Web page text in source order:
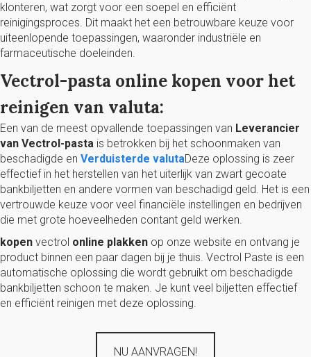
klonteren, wat zorgt voor een soepel en efficiënt
reinigingsproces. Dit maakt het een betrouwbare keuze voor
uiteenlopende toepassingen, waaronder industriële en
farmaceutische doeleinden.
Vectrol-pasta online kopen voor het
reinigen van valuta:
Een van de meest opvallende toepassingen van Leverancier
van Vectrol-pasta is betrokken bij het schoonmaken van
beschadigde en Verduisterde valutaDeze oplossing is zeer
effectief in het herstellen van het uiterlijk van zwart gecoate
bankbiljetten en andere vormen van beschadigd geld. Het is een
vertrouwde keuze voor veel financiële instellingen en bedrijven
die met grote hoeveelheden contant geld werken.
kopen vectrol online plakken op onze website en ontvang je
product binnen een paar dagen bij je thuis. Vectrol Paste is een
automatische oplossing die wordt gebruikt om beschadigde
bankbiljetten schoon te maken. Je kunt veel biljetten effectief
en efficiënt reinigen met deze oplossing.
NU AANVRAGEN!